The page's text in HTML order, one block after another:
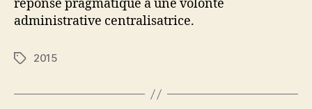
réponse pragmatique à une volonté
administrative centralisatrice.
Étiquettes
2015